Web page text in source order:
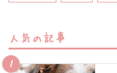
人気の記事